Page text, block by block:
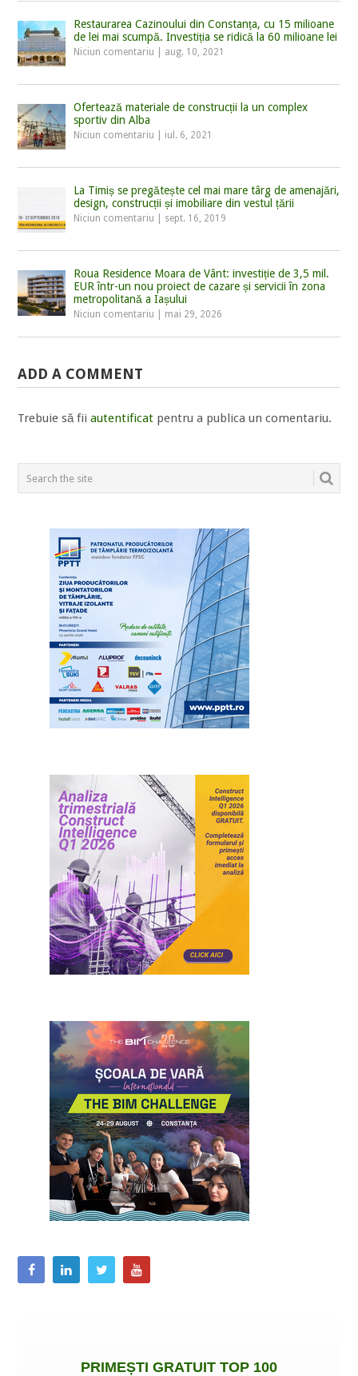
Restaurarea Cazinoului din Constanța, cu 15 milioane
de lei mai scumpă. Investiția se ridică la 60 milioane lei
Niciun comentariu aug. 10, 2021
Ofertează materiale de construcții la un complex
sportiv din Alba
Niciun comentariu iul. 6, 2021
La Timiș se pregătește cel mai mare târg de amenajări,
design, construcții și imobiliare din vestul țării
Niciun comentariu sept. 16, 2019
Roua Residence Moara de Vânt: investiție de 3,5 mil.
EUR într-un nou proiect de cazare și servicii în zona
metropolitană a Iașului
Niciun comentariu mai 29, 2026
ADD A COMMENT
Trebuie să fiiautentificat pentru a publica un comentariu.
PRIMEȘTI GRATUIT TOP 100